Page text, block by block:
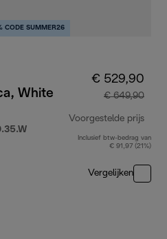
CODE SUMMER26
White
€ 529,90
€ 649,90
Voorgestelde prijs
Inclusief btw-bedrag van
€ 91,97 (21%)
Vergelijken